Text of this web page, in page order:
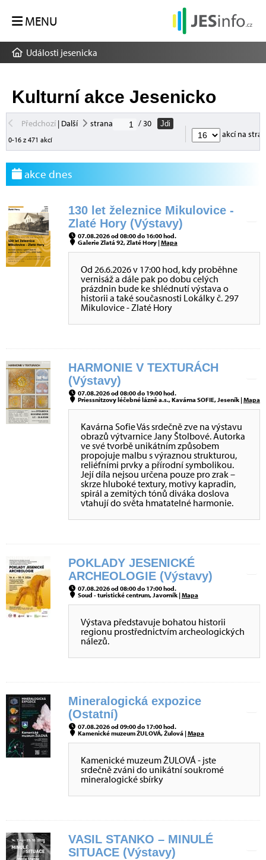
MENU
Události jesenicka
Kulturní akce Jesenicko
Předchozí| Další strana / 30
Jdi
0-16 z 471 akcí
akcí na
akce dnes
130 let železnice Mikulovice -
Zlaté Hory (Výstavy)
07.08.2026 od 08:00 do 16:00 hod.
Galerie Zlatá 92, Zlaté Hory |Mapa
Od 26.6.2026 v 17:00 hod, kdy proběhne
vernisáž a dále pak po dobu celých
prázdnin bude ke shlédnutí výstava o
historii a také současnosti Lokálky č. 297
Mikulovice - Zlaté Hory
HARMONIE V TEXTURÁCH
(Výstavy)
07.08.2026 od 08:00 do 19:00 hod.
Priessnitzovy léčebné lázně a.s., Kavárna SOFIE, Jeseník |Mapa
Kavárna Sofie Vás srdečně zve na výstavu
obrazů výtvarnice Jany Štolbové. Autorka
ve své tvorbě unikátním způsobem
propojuje malbu s výraznou strukturou,
reliéfními prvky a přírodní symbolikou.
Její díla nejsou určena pouze pro zrak –
skrze hluboké textury, motivy kapradin,
spirál a zemitých tónů diváka doslova
vtahují do světa hmatatelné harmonie.
POKLADY JESENICKÉ
ARCHEOLOGIE (Výstavy)
07.08.2026 od 08:00 do 17:00 hod.
Soud - turistické centrum, Javorník |Mapa
Výstava představuje bohatou historii
regionu prostřednictvím archeologických
nálezů.
Mineralogická expozice
(Ostatní)
07.08.2026 od 09:00 do 17:00 hod.
Kamenické muzeum ŽULOVÁ, Žulová |Mapa
Kamenické muzeum ŽULOVÁ - jste
srdečně zváni do unikátní soukromé
mineralogické sbírky
VASIL STANKO – MINULÉ
SITUACE (Výstavy)